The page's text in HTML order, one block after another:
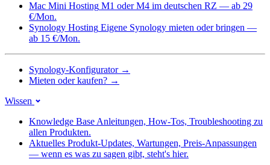
Mac Mini Hosting M1 oder M4 im deutschen RZ — ab 29
€/Mon.
Synology Hosting Eigene Synology mieten oder bringen —
ab 15 €/Mon.
Synology-Konfigurator →
Mieten oder kaufen? →
Wissen
Knowledge Base Anleitungen, How-Tos, Troubleshooting zu
allen Produkten.
Aktuelles Produkt-Updates, Wartungen, Preis-Anpassungen
— wenn es was zu sagen gibt, steht's hier.